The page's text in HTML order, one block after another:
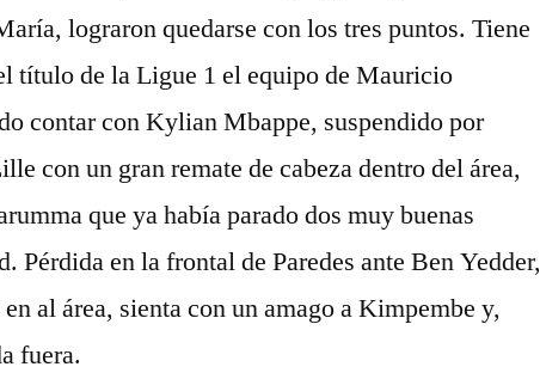
lograron quedarse con los tres puntos. Tiene
título de la Ligue 1 el equipo de Mauricio
contar con Kylian Mbappe, suspendido por
con un gran remate de cabeza dentro del área,
que ya había parado dos muy buenas
Pérdida en la frontal de Paredes ante Ben Yedder,
al área, sienta con un amago a Kimpembe y,
fuera.